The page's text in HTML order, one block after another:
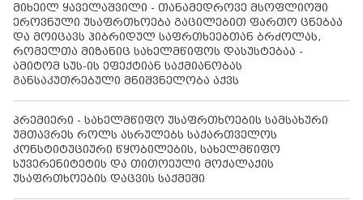
მიხეილ ყაველაშვილი - თანამედროვე მსოფლიოში
ეროვნული უსაფრთხოება გაცილებით ფართო ცნებაა
და მოიცავს ჰიბრიდულ საფრთხეებთან ბრძოლას,
რომელთა მიზანიც სახელმწიფოს დასუსტებაა -
ამიტომ სუს-ის ეფექტიან საქმიანობას
განსაკუთრებული მნიშვნელობა აქვს
პრემიერი - სახელმწიფო უსაფრთხოების სამსახური
უმთავრეს როლს ასრულებს საქართველოს
კონსტიტუციური წყობილების, სახელმწიფო
სუვერენიტეტის და თითოეული მოქალაქის
უსაფრთხოების დაცვის საქმეში